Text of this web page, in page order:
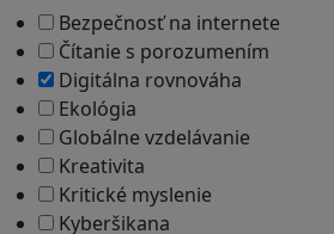
Bezpečnosť na internete
Čítanie s porozumením
Digitálna rovnováha
Ekológia
Globálne vzdelávanie
Kreativita
Kritické myslenie
Kyberšikana